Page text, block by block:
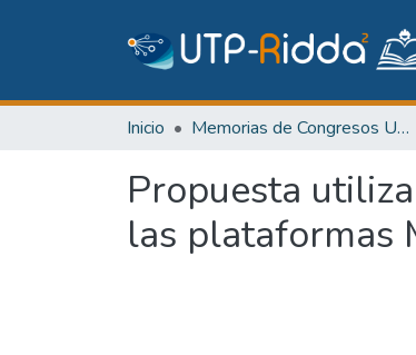
Inicio Memorias de Congresos UTP
Propuesta
las plataformas